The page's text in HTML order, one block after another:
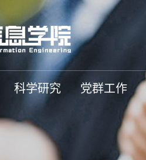
科学研究 党群工作